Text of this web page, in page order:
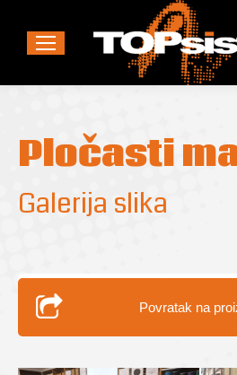
Pločasti
Galerija slika
Povratak na